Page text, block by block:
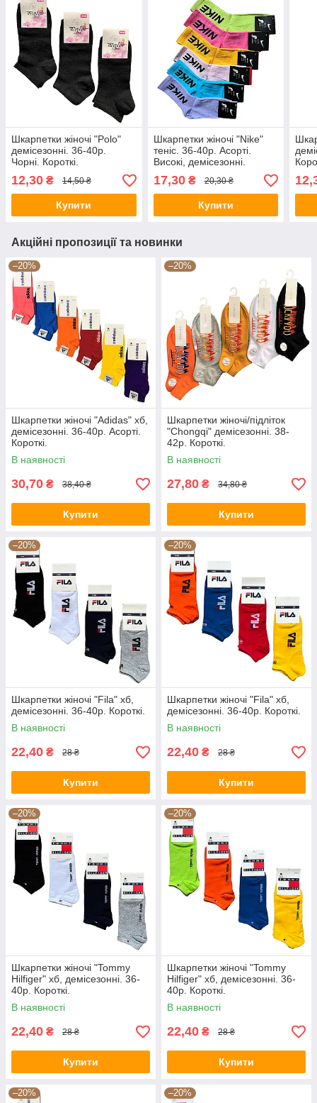
Шкарпетки жіночі "Polo"
демісезонні. 36-40р.
Чорні. Короткі.
12,30 ₴ 14,50 ₴
Купити
Шкарпетки жіночі "Nike"
теніс. 36-40р. Асорті.
Високі, демісезонні.
17,30₴ 20,30 ₴
Купити
Акційні пропозиції та новинки
–20%
Шкарпетки жіночі "Adidas" хб,
демісезонні. 36-40р. Асорті.
Короткі.
В наявності
30,70 ₴ 38,40 ₴
Купити
–20%
Шкарпетки жіночі/підліток
"Chongqi" демісезонні. 38-
42р. Короткі.
В наявності
27,80 ₴ 34,80 ₴
Купити
–20%
Шкарпетки жіночі "Fila" хб,
демісезонні. 36-40р. Короткі.
В наявності
22,40 ₴ 28 ₴
Купити
–20%
Шкарпетки жіночі "Fila" хб,
демісезонні. 36-40р. Короткі.
В наявності
22,40 ₴ 28 ₴
Купити
–20%
Шкарпетки жіночі "Tommy
Hilfiger" хб, демісезонні. 36-
40р. Короткі.
В наявності
22,40 ₴ 28 ₴
Купити
–20%
Шкарпетки жіночі "Tommy
Hilfiger" хб, демісезонні. 36-
40р. Короткі.
В наявності
22,40 ₴ 28 ₴
Купити
–20% –20%